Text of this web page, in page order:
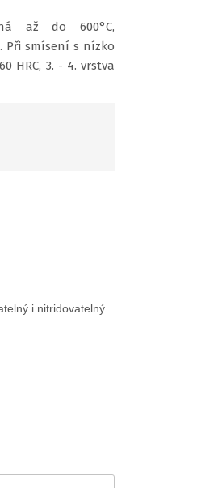
až do 600°C,
Při smísení s nízko
HRC, 3. - 4. vrstva
i nitridovatelný.